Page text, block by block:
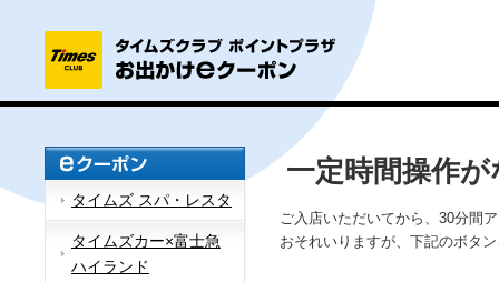
タイムズ スパ・レスタ
タイムズカー×富士急
ハイランド
一定時間操作
ご入店いただいてから、30分間
おそれいりますが、下記のボタ